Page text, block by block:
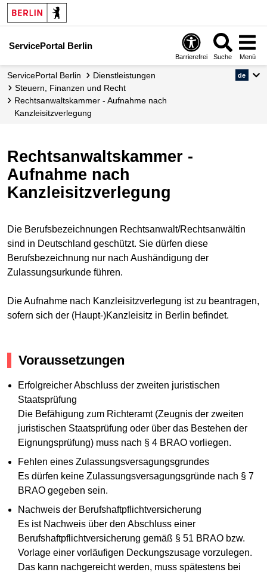
ServicePortal Berlin
Barrierefrei Suche Menü
ServicePortal Berlin
Dienstleistungen
Steuern, Finanzen und Recht
Rechtsanwaltskammer - Aufnahme nach
Kanzleisitzverlegung
de
Rechtsanwaltskammer -
Aufnahme nach
Kanzleisitzverlegung
Die Berufsbezeichnungen Rechtsanwalt/Rechtsanwältin
sind in Deutschland geschützt. Sie dürfen diese
Berufsbezeichnung nur nach Aushändigung der
Zulassungsurkunde führen.
Die Aufnahme nach Kanzleisitzverlegung ist zu beantragen,
sofern sich der (Haupt-)Kanzleisitz in Berlin befindet.
Voraussetzungen
Erfolgreicher Abschluss der zweiten juristischen
Staatsprüfung
Die Befähigung zum Richteramt (Zeugnis der zweiten
juristischen Staatsprüfung oder über das Bestehen der
Eignungsprüfung) muss nach § 4 BRAO vorliegen.
Fehlen eines Zulassungsversagungsgrundes
Es dürfen keine Zulassungsversagungsgründe nach § 7
BRAO gegeben sein.
Nachweis der Berufshaftpflichtversicherung
Es ist Nachweis über den Abschluss einer
Berufshaftpflichtversicherung gemäß § 51 BRAO bzw.
Vorlage einer vorläufigen Deckungszusage vorzulegen.
Das kann nachgereicht werden, muss spätestens bei